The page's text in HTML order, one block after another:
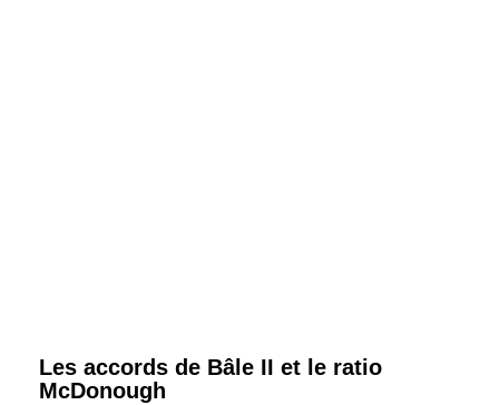
Les accords de Bâle II et le ratio
McDonough